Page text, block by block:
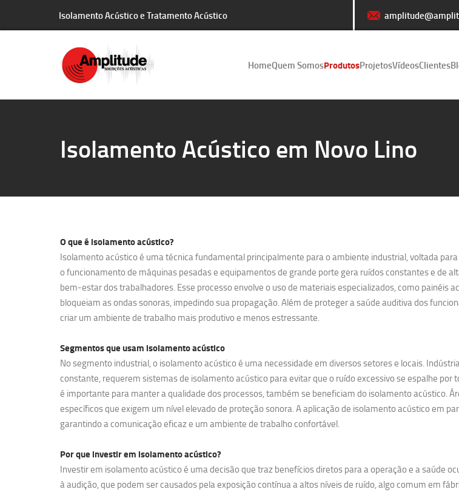
Isolamento Acústico e Tratamento Acústico
HomeQuem SomosProdutosProjetosVídeosClientes
Isolamento Acústico em Novo Lino
O que é isolamento acústico?
Isolamento acústico é uma técnica fundamental principalmente para o ambiente industrial, voltada
o funcionamento de máquinas pesadas e equipamentos de grande porte gera ruídos constantes e de
bem-estar dos trabalhadores. Esse processo envolve o uso de materiais especializados, como painéis
bloqueiam as ondas sonoras, impedindo sua propagação. Além de proteger a saúde auditiva dos
criar um ambiente de trabalho mais produtivo e menos estressante.
Segmentos que usam isolamento acústico
No segmento industrial, o isolamento acústico é uma necessidade em diversos setores e locais.
constante, requerem sistemas de isolamento acústico para evitar que o ruído excessivo se espalhe
é importante para manter a qualidade dos processos, também se beneficiam do isolamento acústico.
específicos que exigem um nível elevado de proteção sonora. A aplicação de isolamento acústico em
garantindo a comunicação eficaz e um ambiente de trabalho confortável.
Por que investir em isolamento acústico?
Investir em isolamento acústico é uma decisão que traz benefícios diretos para a operação e a saúde
à audição, que podem ser causados pela exposição contínua a altos níveis de ruído, algo comum em